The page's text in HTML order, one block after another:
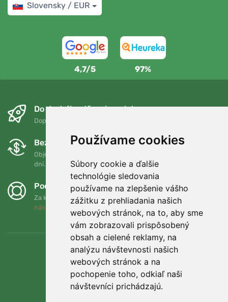
Používame cookies
Súbory cookie a ďalšie
technológie sledovania
používame na zlepšenie vášho
zážitku z prehliadania našich
webových stránok, na to, aby sme
vám zobrazovali prispôsobený
obsah a cielené reklamy, na
analýzu návštevnosti našich
webových stránok a na
pochopenie toho, odkiaľ naši
návštevníci prichádzajú.
Slovensky / EUR
4,7/5 97%
Do druhého dňa a bezplatne
Doprava zadarmo pri objednávkach nad 75 EUR
Bezplatná výmena a vrátenie tovaru
Objednávku môžete kedykoľvek vrátiť alebo vymeniť do 90
dní.
Podporujeme Trees.org
Za každú objednávku zasadíme strom! Prečítajte si viac
nás